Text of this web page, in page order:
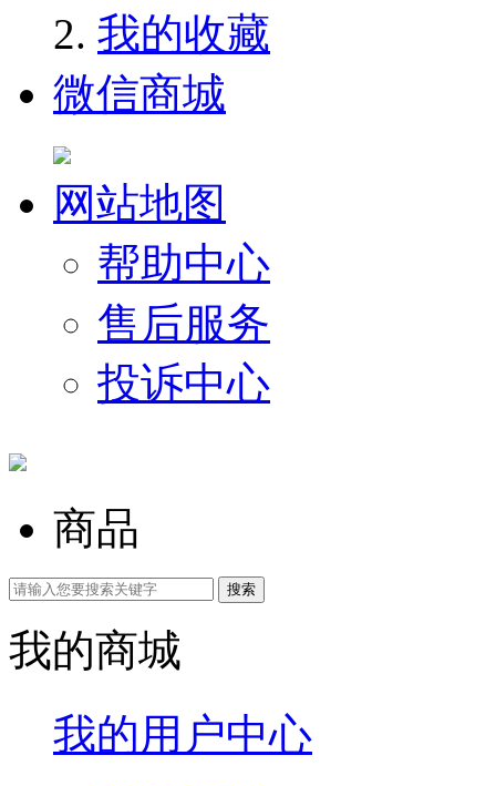
我的收藏
微信商城
网站地图
帮助中心
售后服务
投诉中心
商品
我的商城
我的用户中心